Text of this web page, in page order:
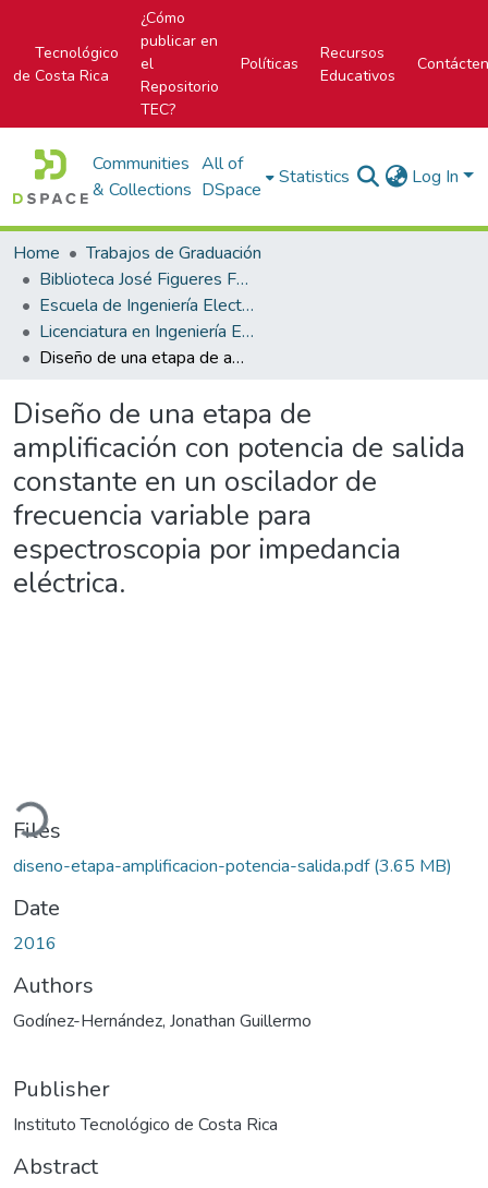
Tecnológico
de Costa Rica
¿Cómo
publicar en
el
Repositorio
TEC?
Políticas
Recursos
Educativos
Communities
& Collections
All of
DSpace
Statistics Log In
Home
Trabajos de Graduación
Biblioteca José Figueres Ferrer
Escuela de Ingeniería Electrónica
Licenciatura en Ingeniería Electrónica
Diseño de una etapa de amplificación con potencia de salida constante en un oscilador de frecuencia variable para espectroscopia por impedancia eléctrica.
Diseño de una etapa de
amplificación con potencia de salida
constante en un oscilador de
frecuencia variable para
espectroscopia por impedancia
eléctrica.
Files
diseno-etapa-amplificacion-potencia-salida.pdf(3.65 MB)
Date
2016
Authors
Godínez-Hernández, Jonathan Guillermo
Publisher
Instituto Tecnológico de Costa Rica
Abstract